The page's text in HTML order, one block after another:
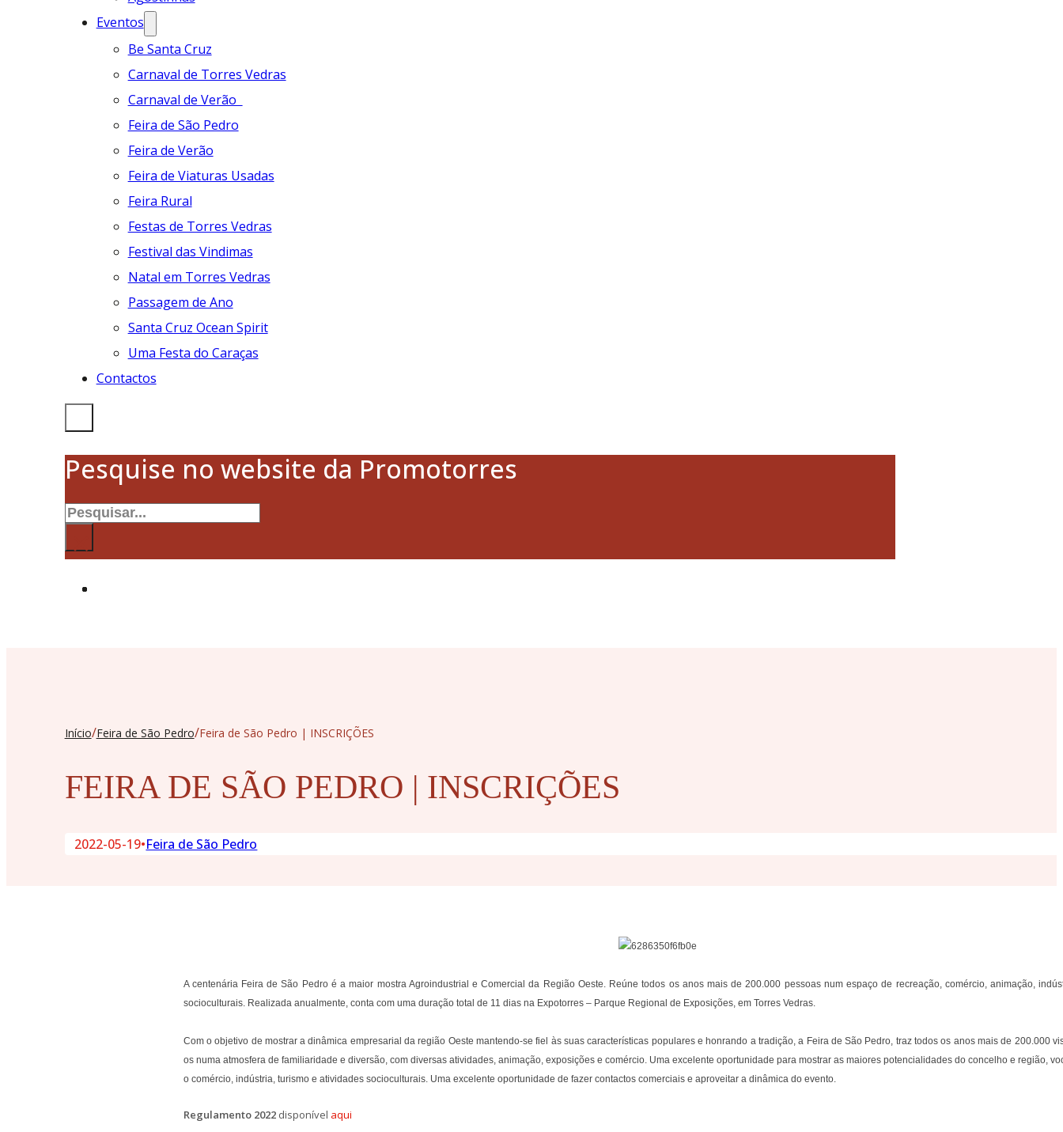
Eventos
Be Santa Cruz
Carnaval de Torres Vedras
Carnaval de Verão
Feira de São Pedro
Feira de Verão
Feira de Viaturas Usadas
Feira Rural
Festas de Torres Vedras
Festival das Vindimas
Natal em Torres Vedras
Passagem de Ano
Santa Cruz Ocean Spirit
Uma Festa do Caraças
Contactos
Pesquise no website da Promotorres
Pesquisar
×
Início/Feira de São Pedro/Feira de São Pedro | INSCRIÇÕES
FEIRA DE SÃO PEDRO | INSCRIÇÕES
2022-05-19•Feira de São Pedro
A centenária Feira de São Pedro é a maior mostra Agroindustrial e Comercial da Região Oeste. Reúne todos os anos mais de 200.000 pessoas num espaço de recreação, comércio, animação,
socioculturais. Realizada anualmente, conta com uma duração total de 11 dias na Expotorres – Parque Regional de Exposições, em Torres Vedras.
Com o objetivo de mostrar a dinâmica empresarial da região Oeste mantendo-se fiel às suas características populares e honrando a tradição, a Feira de São Pedro, traz todos os anos mais de 200.000
os numa atmosfera de familiaridade e diversão, com diversas atividades, animação, exposições e comércio. Uma excelente oportunidade para mostrar as maiores potencialidades do concelho e região,
o comércio, indústria, turismo e atividades socioculturais. Uma excelente oportunidade de fazer contactos comerciais e aproveitar a dinâmica do evento.
Regulamento 2022disponível aqui